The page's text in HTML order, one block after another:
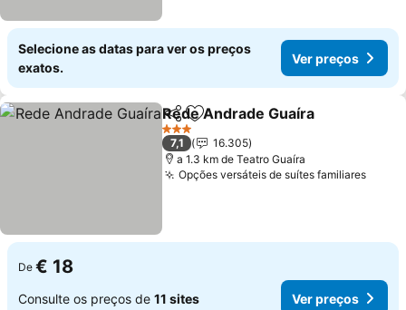
Selecione as datas para ver os preços
exatos.
Ver preços
PartilharAdicionar aos favoritos
Rede Andrade Guaíra
3 Estrelas
7,1
16.305
a 1.3 km de Teatro Guaíra
Opções versáteis de suítes familiaresVer
De € 18
Consulte os preços de 11 sites Ver preços